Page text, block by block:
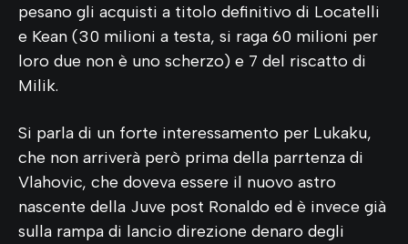
pesano gli acquisti a titolo definitivo di Locatelli
e Kean (30 milioni a testa, si raga 60 milioni per
loro due non è uno scherzo) e 7 del riscatto di
Milik.
Si parla di un forte interessamento per Lukaku,
che non arriverà però prima della parrtenza di
Vlahovic, che doveva essere il nuovo astro
nascente della Juve post Ronaldo ed è invece già
sulla rampa di lancio direzione denaro degli